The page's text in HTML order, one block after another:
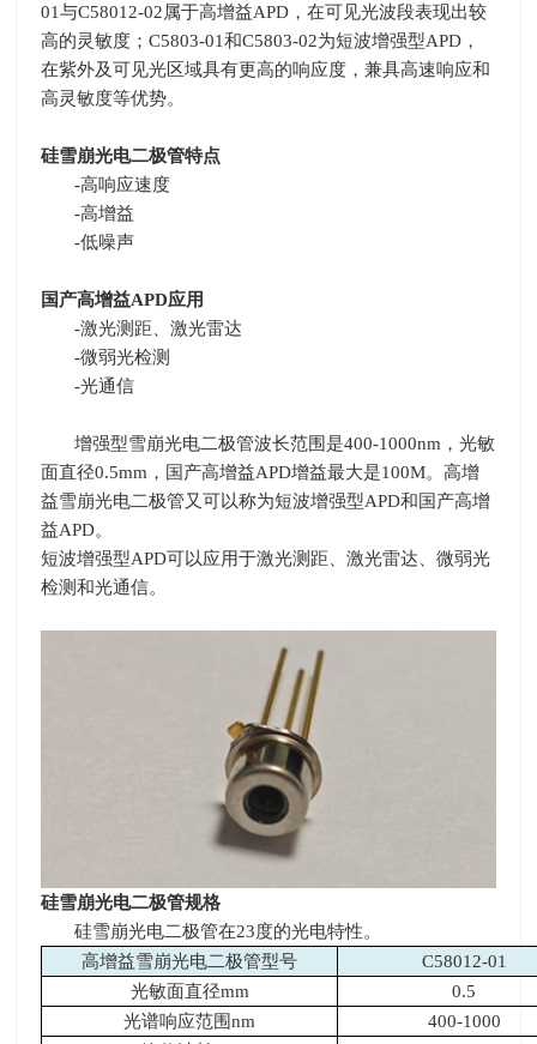
01与C58012-02属于高增益APD，在可见光波段表现出较
高的灵敏度；C5803-01和C5803-02为短波增强型APD，
在紫外及可见光区域具有更高的响应度，兼具高速响应和
高灵敏度等优势。
硅雪崩光电二极管特点
-高响应速度
-高增益
-低噪声
国产高增益APD应用
-激光测距、激光雷达
-微弱光检测
-光通信
增强型雪崩光电二极管波长范围是400-1000nm ，光敏
面直径0.5mm ，国产高增益APD增益最大是100M。高增
益雪崩光电二极管又可以称为短波增强型APD和国产高增
益APD。
短波增强型APD可以应用于激光测距、激光雷达、微弱光
检测和光通信。
硅雪崩光电二极管规格
硅雪崩光电二极管在23度的光电特性。
高增益雪崩光电二极管型号
C58012-01
光敏面直径mm
0.5
光谱响应范围nm
400-1000